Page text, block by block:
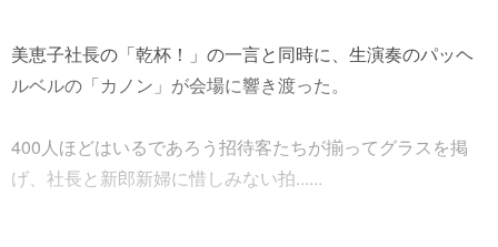
美恵子社長の「乾杯！」の一言と同時に、生演奏のパッヘ
ルベルの「カノン」が会場に響き渡った。
400人ほどはいるであろう招待客たちが揃ってグラスを掲
げ、社長と新郎新婦に惜しみない拍......